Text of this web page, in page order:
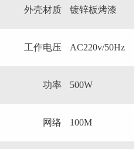
外壳材质 镀锌板烤漆
工作电压 AC220v/50Hz
功率 500W
网络 100M